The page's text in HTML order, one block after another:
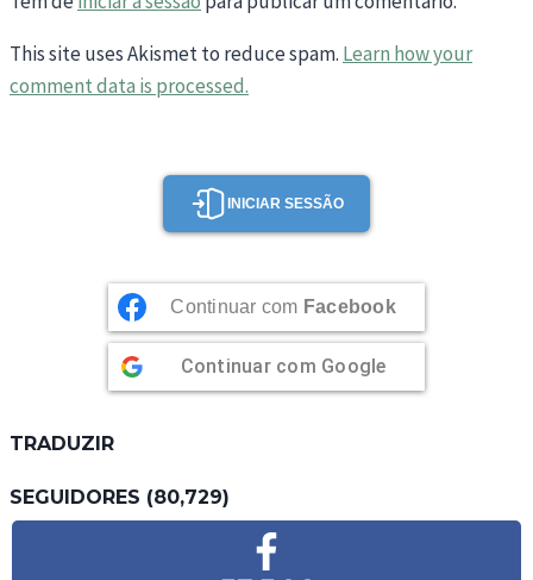
This site uses Akismet to reduce spam. Learn how your
comment data is processed.
INICIAR SESSÃO
Continuar com Facebook
Continuar com Google
TRADUZIR
SEGUIDORES (80,729)